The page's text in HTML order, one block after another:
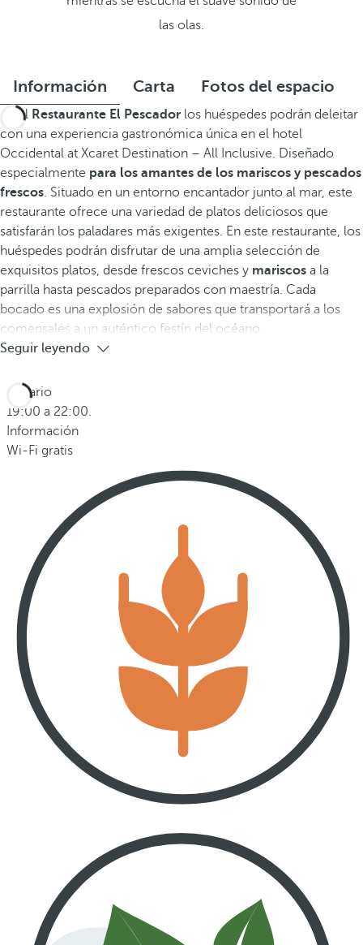
las olas.
Información Carta Fotos del espacio
En el Restaurante El Pescador los huéspedes podrán deleitar
con una experiencia gastronómica única en el hotel
Occidental at Xcaret Destination – All Inclusive. Diseñado
especialmente para los amantes de los mariscos y pescados
frescos. Situado en un entorno encantador junto al mar, este
restaurante ofrece una variedad de platos deliciosos que
satisfarán los paladares más exigentes. En este restaurante, los
huéspedes podrán disfrutar de una amplia selección de
exquisitos platos, desde frescos ceviches y mariscos a la
parrilla hasta pescados preparados con maestría. Cada
bocado es una explosión de sabores que transportará a los
comensales a un auténtico festín del océano.
Seguir leyendo
Horario
19:00 a 22:00.
Información
Wi-Fi gratis